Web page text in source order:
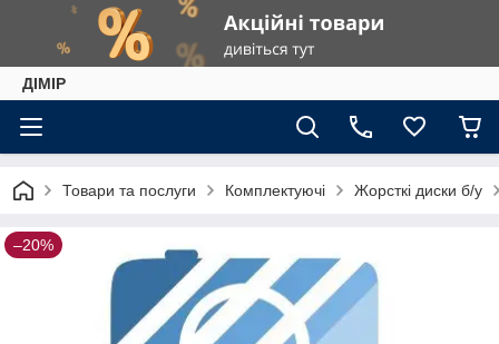
ДІМІР
Товари та послуги Комплектуючі Жорсткі диски б/у
–20%